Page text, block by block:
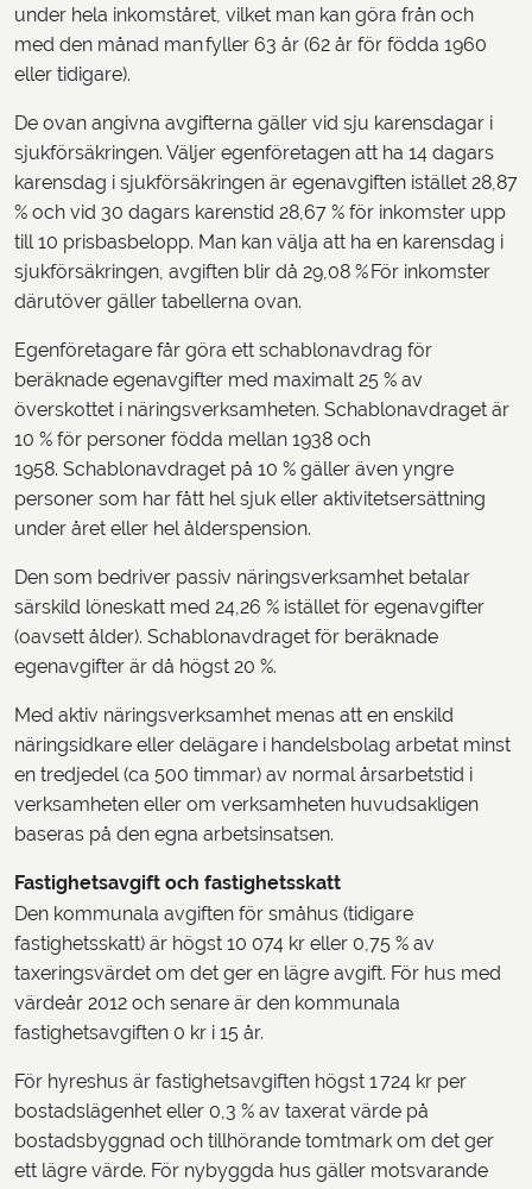
under hela inkomståret, vilket man kan göra från och
med den månad man fyller 63 år (62 år för födda 1960
eller tidigare).
De ovan angivna avgifterna gäller vid sju karensdagar i
sjukförsäkringen. Väljer egenföretagen att ha 14 dagars
karensdag i sjukförsäkringen är egenavgiften istället 28,87
% och vid 30 dagars karenstid 28,67 % för inkomster upp
till 10 prisbasbelopp. Man kan välja att ha en karensdag i
sjukförsäkringen, avgiften blir då 29,08 % För inkomster
därutöver gäller tabellerna ovan.
Egenföretagare får göra ett schablonavdrag för
beräknade egenavgifter med maximalt 25 % av
överskottet i näringsverksamheten. Schablonavdraget är
10 % för personer födda mellan 1938 och
1958. Schablonavdraget på 10 % gäller även yngre
personer som har fått hel sjuk eller aktivitetsersättning
under året eller hel ålderspension.
Den som bedriver passiv näringsverksamhet betalar
särskild löneskatt med 24,26 % istället för egenavgifter
(oavsett ålder). Schablonavdraget för beräknade
egenavgifter är då högst 20 %.
Med aktiv näringsverksamhet menas att en enskild
näringsidkare eller delägare i handelsbolag arbetat minst
en tredjedel (ca 500 timmar) av normal årsarbetstid i
verksamheten eller om verksamheten huvudsakligen
baseras på den egna arbetsinsatsen.
Fastighetsavgift och fastighetsskatt
Den kommunala avgiften för småhus (tidigare
fastighetsskatt) är högst 10 074 kr eller 0,75 % av
taxeringsvärdet om det ger en lägre avgift. För hus med
värdeår 2012 och senare är den kommunala
fastighetsavgiften 0 kr i 15 år.
För hyreshus är fastighetsavgiften högst 1 724 kr per
bostadslägenhet eller 0,3 % av taxerat värde på
bostadsbyggnad och tillhörande tomtmark om det ger
ett lägre värde. För nybyggda hus gäller motsvarande